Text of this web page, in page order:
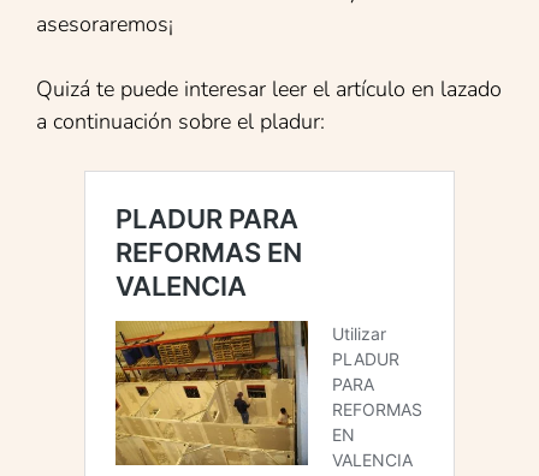
asesoraremos¡
Quizá te puede interesar leer el artículo en lazado
a continuación sobre el pladur: